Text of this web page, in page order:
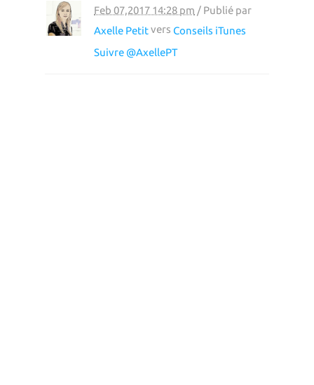
Feb 07,2017 14:28 pm / Publié par
Axelle Petitvers Conseils iTunes
Suivre @AxellePT